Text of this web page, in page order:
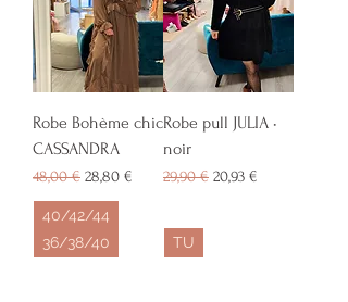
Robe Bohème chic
CASSANDRA
Prix original
48,00 € Prix promotionnel
28,80 €
40/42/44
36/38/40
Robe pull JULIA •
noir
Prix original
29,90 € Prix promotionnel
20,93 €
TU